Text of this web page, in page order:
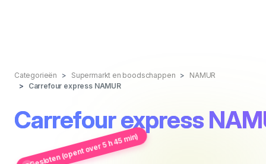
Categorieën Supermarkt en boodschappen
NAMUR
Carrefour express NAMUR
Carrefour express
Gesloten (opent over 5 h 45 min)